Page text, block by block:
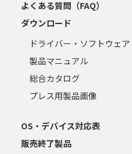
よくある質問（FAQ）
ダウンロード
ドライバー・ソフトウェア
製品マニュアル
総合カタログ
プレス用製品画像
OS・デバイス対応表
販売終了製品